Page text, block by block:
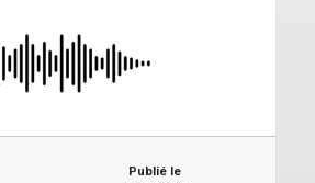
Publié le